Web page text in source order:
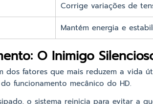
Corrige variações de
Mantém energia e
O Inimigo
dos fatores que mais reduzem a vida
funcionamento mecânico do HD.
o sistema reinicia para evitar a